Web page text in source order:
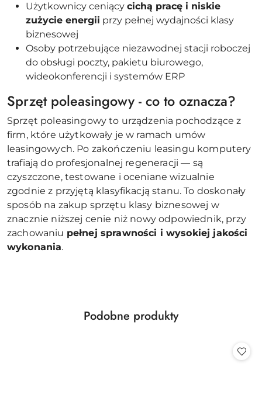
Użytkownicy ceniący cichą pracę i niskie
zużycie energii przy pełnej wydajności klasy
biznesowej
Osoby potrzebujące niezawodnej stacji roboczej
do obsługi poczty, pakietu biurowego,
wideokonferencji i systemów ERP
Sprzęt poleasingowy - co to oznacza?
Sprzęt poleasingowy to urządzenia pochodzące z
firm, które użytkowały je w ramach umów
leasingowych. Po zakończeniu leasingu komputery
trafiają do profesjonalnej regeneracji — są
czyszczone, testowane i oceniane wizualnie
zgodnie z przyjętą klasyfikacją stanu. To doskonały
sposób na zakup sprzętu klasy biznesowej w
znacznie niższej cenie niż nowy odpowiednik, przy
zachowaniu pełnej sprawności i wysokiej jakości
wykonania.
Pomiń karuzelę produktów
Produkty
Podobne produkty